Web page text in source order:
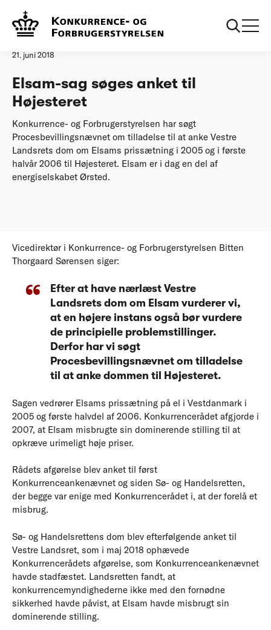
Forside
21. juni 2018
Elsam-sag søges anket til
Højesteret
Konkurrence- og Forbrugerstyrelsen har søgt
Procesbevillingsnævnet om tilladelse til at anke Vestre
Landsrets dom om Elsams prissætning i 2005 og i første
halvår 2006 til Højesteret. Elsam er i dag en del af
energiselskabet Ørsted.
Vicedirektør i Konkurrence- og Forbrugerstyrelsen Bitten
Thorgaard Sørensen siger:
Efter at have nærlæst Vestre
Landsrets dom om Elsam vurderer vi,
at en højere instans også bør vurdere
de principielle problemstillinger.
Derfor har vi søgt
Procesbevillingsnævnet om tilladelse
til at anke dommen til Højesteret.
Sagen vedrører Elsams prissætning på el i Vestdanmark i
2005 og første halvdel af 2006. Konkurrencerådet afgjorde i
2007, at Elsam misbrugte sin dominerende stilling til at
opkræve urimeligt høje priser.
Rådets afgørelse blev anket til først
Konkurrenceankenævnet og siden Sø- og Handelsretten,
der begge var enige med Konkurrencerådet i, at der forelå et
misbrug.
Sø- og Handelsrettens dom blev efterfølgende anket til
Vestre Landsret, som i maj 2018 ophævede
Konkurrencerådets afgørelse, som Konkurrenceankenævnet
havde stadfæstet. Landsretten fandt, at
konkurrencemyndighederne ikke med den fornødne
sikkerhed havde påvist, at Elsam havde misbrugt sin
dominerende stilling.